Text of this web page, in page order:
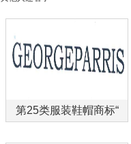
第25类服装鞋帽商标“